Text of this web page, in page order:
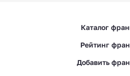
Каталог
Рейтинг
Добавить